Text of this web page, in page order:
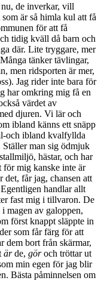
de inverkar, vill
är så himla kul att få
för att få
tidig kväll då barn och
där. Lite tryggare, mer
tänker tävlingar,
men ridsporten är mer,
Jag rider inte bara för
har omkring mig få en
värdet av
djuren. Vi lär och
ibland känns ett snäpp
och ibland kvalfyllda
Ställer man sig ödmjuk
hästar, och har
för mig kanske inte är
det, får jag, chansen att
handlar allt
fast mig i tillvaron. De
magen av galoppen,
först knappt släppte in
som får färg för att
dem bort från skärmar,
ärde, göroch tröttar ut
min egen för jag blir
Bästa påminnelsen om